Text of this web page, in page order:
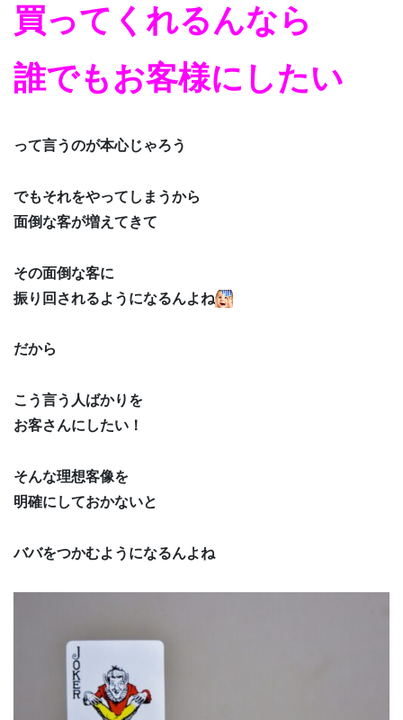
買ってくれるんなら
誰でもお客様にしたい
って言うのが本心じゃろう
でもそれをやってしまうから
面倒な客が増えてきて
その面倒な客に
振り回されるようになるんよね
だから
こう言う人ばかりを
お客さんにしたい！
そんな理想客像を
明確にしておかないと
ババをつかむようになるんよね